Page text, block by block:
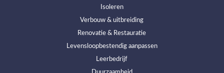
Isoleren
Verbouw & uitbreiding
Renovatie & Restauratie
Levensloopbestendig aanpassen
Leerbedrijf